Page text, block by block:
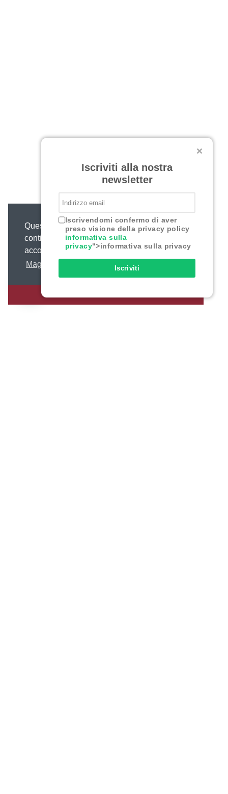
Questo sito web utilizza i cookie,
continuando o chiudendo questo messaggio
acconsenti al loro uso.
Maggiori informazioni
Iscriviti alla nostra
newsletter
Iscrivendomi confermo di aver
preso visione della privacy policy
informativa sulla
privacy">informativa sulla privacy
Iscriviti